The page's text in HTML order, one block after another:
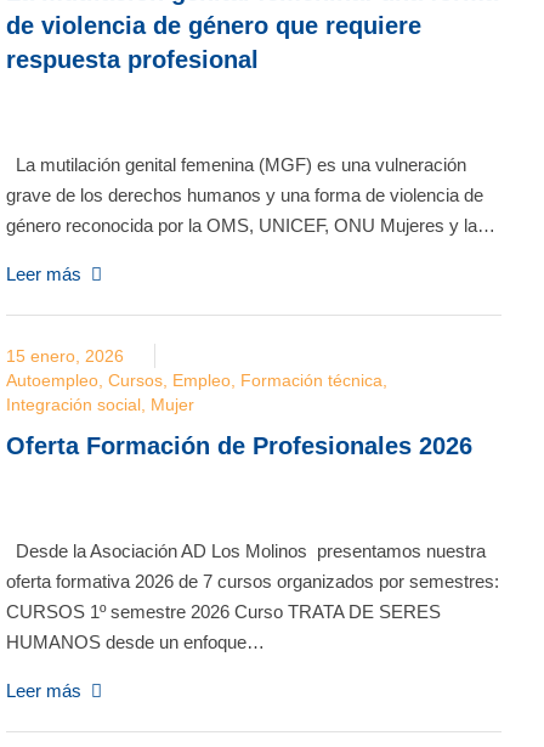
de violencia de género que requiere
respuesta profesional
La mutilación genital femenina (MGF) es una vulneración
grave de los derechos humanos y una forma de violencia de
género reconocida por la OMS, UNICEF, ONU Mujeres y la…
Leer más
15 enero, 2026
Autoempleo Cursos Empleo Formación técnica
Integración social Mujer
Oferta Formación de Profesionales 2026
Desde la Asociación AD Los Molinos presentamos nuestra
oferta formativa 2026 de 7 cursos organizados por semestres:
CURSOS 1º semestre 2026 Curso TRATA DE SERES
HUMANOS desde un enfoque…
Leer más